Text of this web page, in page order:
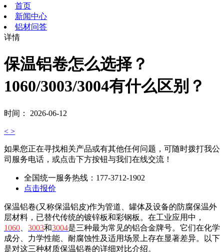
首页
新闻中心
铝材问答
详情
保温铝卷怎么选择？
1060/3003/3004有什么区别？
时间： 2026-06-12
< >
如果您正在寻找相关产品或有其他任何问题，可随时拨打我公
司服务电话，或点击下方按钮与我们在线交流！
全国统一服务热线： 177-3712-1902
点击报价
保温铝卷(又称保温铝皮)作为管道、罐体及设备的防腐保温外
层材料，已替代传统的镀锌板和彩钢板。在工业应用中，
1060
3003和3004是三种最为常见的铝合金牌号。它们在化学
成分、力学性能、耐腐蚀性及适用场景上存在显著差异。以下
是对这三种材质保温铝卷的详细对比介绍。